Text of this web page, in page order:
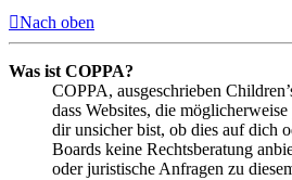
Nach oben
Was ist COPPA?
COPPA, ausgeschrieben
dass Websites, die
dir unsicher bist, ob dies auf dich
Boards keine Rechtsberatung
oder juristische Anfragen zu